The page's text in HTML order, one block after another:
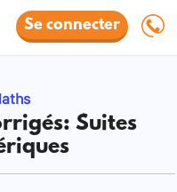
Se connecter
Suites